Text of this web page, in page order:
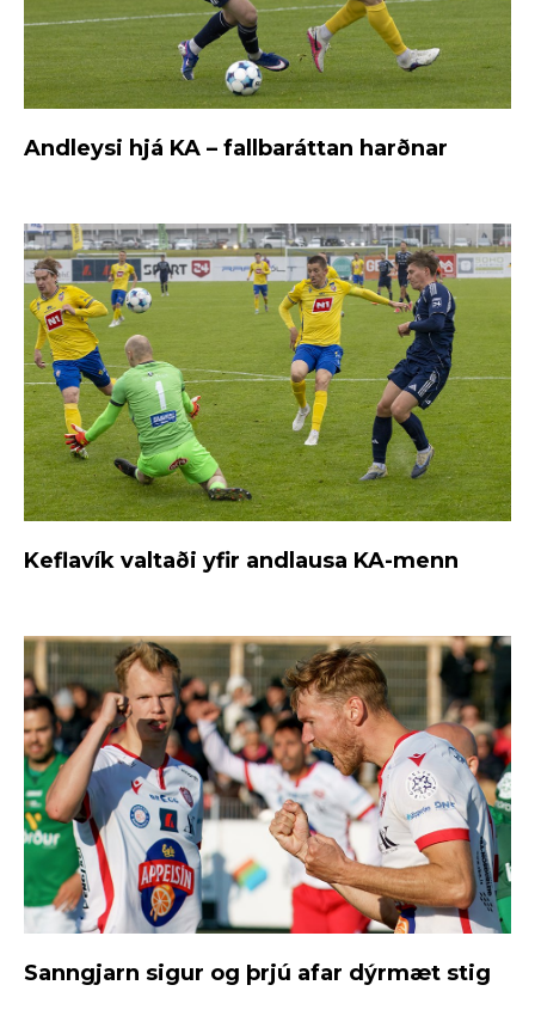
Andleysi hjá KA – fallbaráttan harðnar
Keflavík valtaði yfir andlausa KA-menn
Sanngjarn sigur og þrjú afar dýrmæt stig